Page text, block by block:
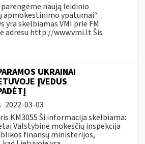
naują leidinio
apmokestinimo ypatumai“
yra skelbiamas VMI prie FM
adresu http://www.vmi.lt Šis
UKRAINAI
ĮVEDUS
2022-03-03
KM3055 Ši informacija skelbiama:
Valstybinė mokesčių inspekcija
finansų ministerijos,